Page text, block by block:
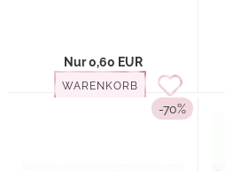
Nur 0,60 EUR
WARENKORB
-70%